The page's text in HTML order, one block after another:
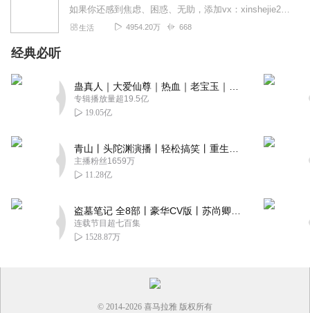
如果你还感到焦虑、困惑、无助，添加vx：xinshejie2018、vx公众号：宣萱心伴，与主播宣萱开启心灵交流之旅，共建温暖的精神家园！如果你喜欢我的内容，请...
生活 4954.20万 668
经典必听
专辑播放量超19.5亿
19.05亿
主播粉丝1659万
11.28亿
连载节目超七百集
1528.87万
© 2014-2026 喜马拉雅 版权所有